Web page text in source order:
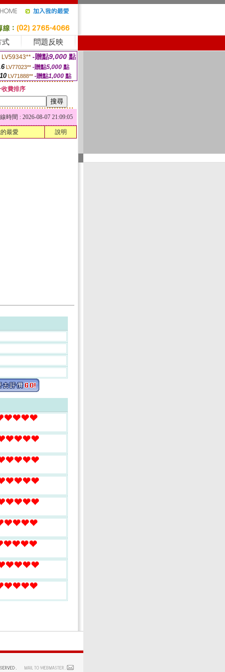
式 問題反映
LV59343** -贈點9,000 點
LV77023** -贈點5,000點
LV71888** -贈點1,000 點
收費排序
時間 : 2026-08-07 21:09:05
最愛 說明